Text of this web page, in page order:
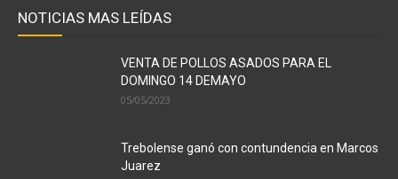
NOTICIAS MAS LEÍDAS
VENTA DE POLLOS ASADOS PARA EL
DOMINGO 14 DEMAYO
05/05/2023
Trebolense ganó con contundencia en Marcos
Juarez